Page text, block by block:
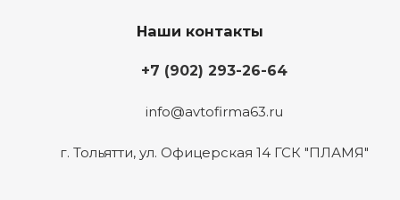
Наши контакты
+7 (902) 293-26-64
info@avtofirma63.ru
г. Тольятти, ул. Офицерская 14 ГСК "ПЛАМЯ"